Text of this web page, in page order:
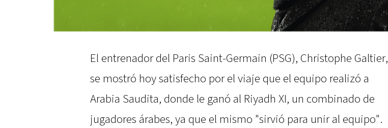
El entrenador del Paris Saint-Germain (PSG), Christophe Galtier,
se mostró hoy satisfecho por el viaje que el equipo realizó a
Arabia Saudita, donde le ganó al Riyadh XI, un combinado de
jugadores árabes, ya que el mismo "sirvió para unir al equipo".